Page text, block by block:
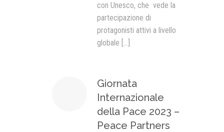
con Unesco, che vede la
partecipazione di
protagonisti attivi a livello
globale [...]
Giornata
Internazionale
della Pace 2023 –
Peace Partners